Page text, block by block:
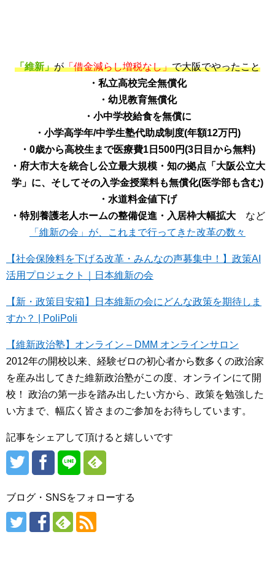
「維新」が「借金減らし増税なし」で大阪でやったこと
・私立高校完全無償化
・幼児教育無償化
・小中学校給食を無償に
・小学高学年/中学生塾代助成制度(年額12万円)
・0歳から高校生まで医療費1日500円(3日目から無料)
・府大市大を統合し公立最大規模・知の拠点「大阪公立大
学」に、そしてその入学金授業料も無償化(医学部も含む)
・水道料金値下げ
・特別養護老人ホームの整備促進・入居枠大幅拡大 など
「維新の会」が、これまで行ってきた改革の数々
【社会保険料を下げる改革・みんなの声募集中！】政策AI
活用プロジェクト｜日本維新の会
【新・政策目安箱】日本維新の会にどんな政策を期待しま
すか？ | PoliPoli
【維新政治塾】オンライン – DMM オンラインサロン
2012年の開校以来、経験ゼロの初心者から数多くの政治家
を産み出してきた維新政治塾がこの度、オンラインにて開
校！ 政治の第一歩を踏み出したい方から、政策を勉強した
い方まで、幅広く皆さまのご参加をお待ちしています。
記事をシェアして頂けると嬉しいです
ブログ・SNSをフォローする